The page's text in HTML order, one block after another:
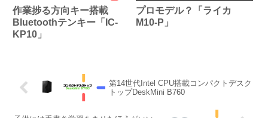
作業捗る方向キー搭載
Bluetoothテンキー「IC-
KP10」
プロモデル？「ライカ
M10-P」
第14世代Intel CPU搭載コンパクトデスク
トップDeskMini B760